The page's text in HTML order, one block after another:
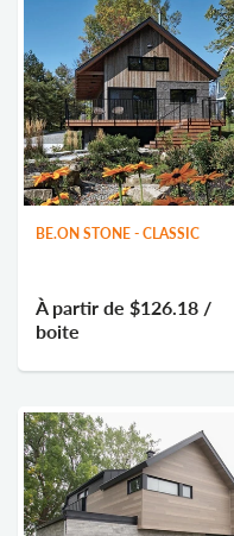
BE.ON STONE - CLASSIC
À partir de $126.18 /
boite